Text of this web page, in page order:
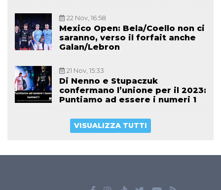
22 Nov, 16:58
Mexico Open: Bela/Coello non ci
saranno, verso il forfait anche
Galan/Lebron
21 Nov, 15:33
Di Nenno e Stupaczuk
confermano l’unione per il 2023:
Puntiamo ad essere i numeri 1
VISUALIZZA TUTTI